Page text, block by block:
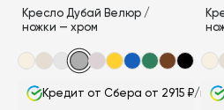
товара.
Кресло Дубай Велюр /
ножки — хром
Кредит от Сбера от 2915 ₽/мес